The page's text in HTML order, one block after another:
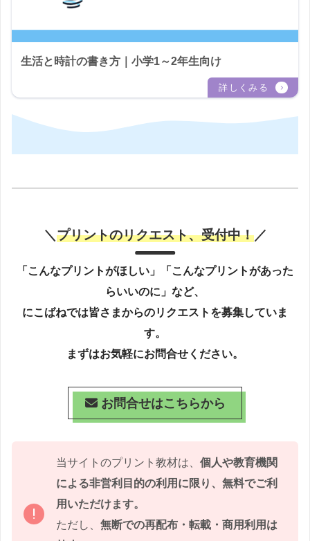
生活と時計の書き方｜小学1～2年生向け
＼プリントのリクエスト、受付中！／
「こんなプリントがほしい」「こんなプリントがあった
らいいのに」など、
にこばねでは皆さまからのリクエストを募集していま
す。
まずはお気軽にお問合せください。
お問合せはこちらから
当サイトのプリント教材は、 個人や教育機関
による非営利目的の利用に限り、無料でご利
用いただけます。
ただし、 無断での再配布・転載・商用利用は